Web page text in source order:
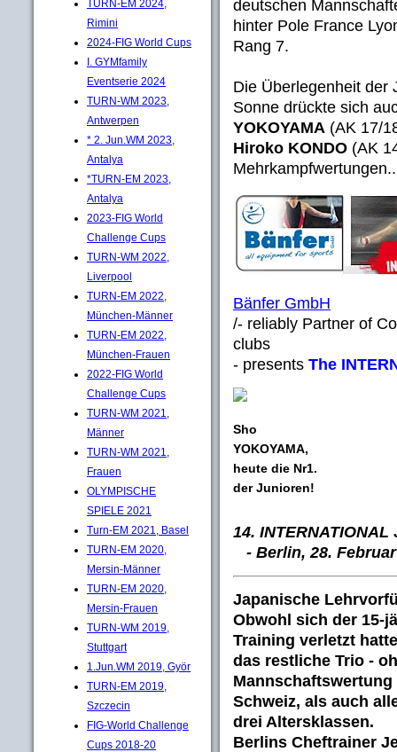
TURN-EM 2024,
Rimini
2024-FIG World Cups
I. GYMfamily
Eventserie 2024
TURN-WM 2023,
Antwerpen
* 2. Jun.WM 2023,
Antalya
*TURN-EM 2023,
Antalya
2023-FIG World
Challenge Cups
TURN-WM 2022,
Liverpool
TURN-EM 2022,
München-Männer
TURN-EM 2022,
München-Frauen
2022-FIG World
Challenge Cups
TURN-WM 2021,
Männer
TURN-WM 2021,
Frauen
OLYMPISCHE
SPIELE 2021
Turn-EM 2021, Basel
TURN-EM 2020,
Mersin-Männer
TURN-EM 2020,
Mersin-Frauen
TURN-WM 2019,
Stuttgart
1.Jun.WM 2019, Györ
TURN-EM 2019,
Szczecin
FIG-World Challenge
Cups 2018-20
deutschen
hinter Pole France
Rang 7.
Die Überlegenheit der
Sonne drückte sich
YOKOYAMA (AK 17/
Hiroko KONDO (AK
Bänfer GmbH
/- reliably Partner of
clubs
- presents The
Sho
YOKOYAMA,
heute die Nr1.
der Junioren!
14. INTERNATIONAL
- Berlin, 28.
Japanische
Obwohl sich der 15-
Training verletzt
das restliche Trio -
Schweiz, als auch
drei Altersklassen.
Berlins Cheftrainer